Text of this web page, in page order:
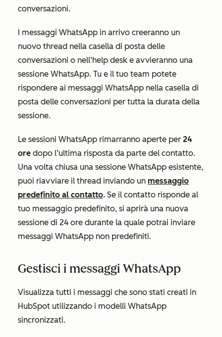
conversazioni.
I messaggi WhatsApp in arrivo creeranno un
nuovo thread nella casella di posta delle
conversazioni o nell’help desk e avvieranno una
sessione WhatsApp. Tu e il tuo team potete
rispondere ai messaggi WhatsApp nella casella di
posta delle conversazioni per tutta la durata della
sessione.
Le sessioni WhatsApp rimarranno aperte per 24
ore dopo l’ultima risposta da parte del contatto.
Una volta chiusa una sessione WhatsApp esistente,
puoi riavviare il thread inviando un messaggio
predefinito al contatto. Se il contatto risponde al
tuo messaggio predefinito, si aprirà una nuova
sessione di 24 ore durante la quale potrai inviare
messaggi WhatsApp non predefiniti.
Gestisci i messaggi WhatsApp
Visualizza tutti i messaggi che sono stati creati in
HubSpot utilizzando i modelli WhatsApp
sincronizzati.